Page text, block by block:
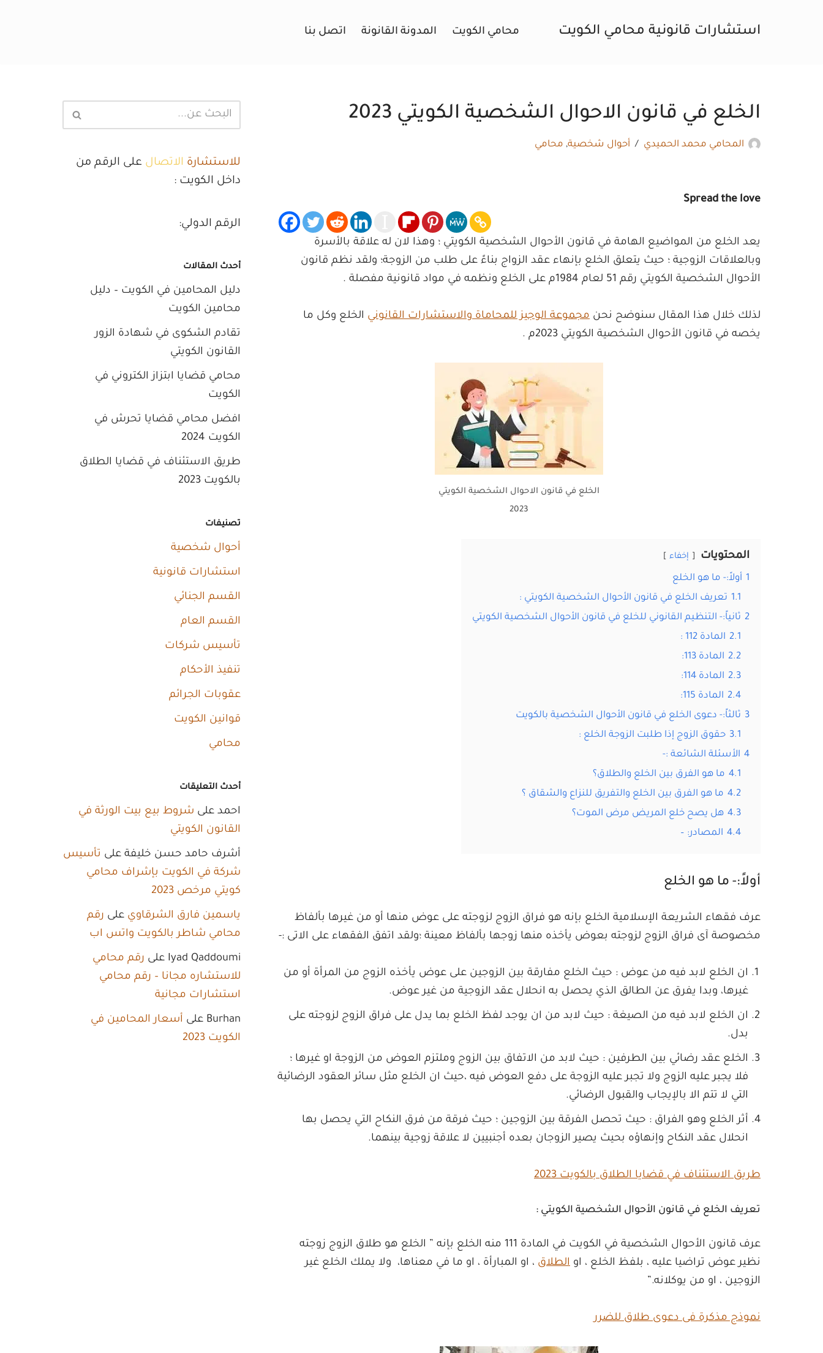
استشارات قانونية محامي الكويت محامي الكويت المدونة القانونة اتصل بنا
الخلع في قانون الاحوال الشخصية الكويتي 2023
المحامي محمد الحميدي أحوال شخصية, محامي
Spread the love
يعد الخلع من المواضيع الهامة في قانون الأحوال الشخصية الكويتي ؛ وهذا لان له علاقة بالأسرة
وبالعلاقات الزوجية ؛ حيث يتعلق الخلع بإنهاء عقد الزواج بناءً على طلب من الزوجة؛ ولقد نظم قانون
الأحوال الشخصية الكويتي رقم 51 لعام 1984م على الخلع ونظمه في مواد قانونية مفصلة .
لذلك خلال هذا المقال سنوضح نحن مجموعة الوجيز للمحاماة والاستشارات القانوني الخلع وكل ما
يخصه في قانون الأحوال الشخصية الكويتي 2023م .
الخلع في قانون الاحوال الشخصية الكويتي
2023
المحتويات إخفاء
1 أولاً:- ما هو الخلع
1.1 تعريف الخلع في قانون الأحوال الشخصية الكويتي :
2 ثانياً:- التنظيم القانوني للخلع في قانون الأحوال الشخصية الكويتي
2.1 المادة 112 :
2.2 المادة 113:
2.3 المادة 114:
2.4 المادة 115:
3 ثالثاً:- دعوى الخلع في قانون الأحوال الشخصية بالكويت
3.1 حقوق الزوج إذا طلبت الزوجة الخلع :
4 الأسئلة الشائعة :-
4.1 ما هو الفرق بين الخلع والطلاق؟
4.2 ما هو الفرق بين الخلع والتفريق للنزاع والشقاق ؟
4.3 هل يصح خلع المريض مرض الموت؟
4.4 المصادر: –
أولاً:- ما هو الخلع
عرف فقهاء الشريعة الإسلامية الخلع بإنه هو فراق الزوج لزوجته على عوض منها أو من غيرها بألفاظ
مخصوصة آى فراق الزوج لزوجته بعوض يأخذه منها زوجها بألفاظ معينة ؛ولقد اتفق الفقهاء على الاتى :-
ان الخلع لابد فيه من عوض : حيث الخلع مفارقة بين الزوجين على عوض يأخذه الزوج من المرأة أو من
غيرها، وبدا يفرق عن الطالق الذي يحصل به انحلال عقد الزوجية من غير عوض.
ان الخلع لابد فيه من الصيغة : حيث لابد من ان يوجد لفظ الخلع بما يدل على فراق الزوج لزوجته على
بدل.
الخلع عقد رضائي بين الطرفين : حيث لابد من الاتفاق بين الزوج وملتزم العوض من الزوجة او غيرها ؛
فلا يجبر عليه الزوج ولا تجبر عليه الزوجة على دفع العوض فيه ،حيث ان الخلع مثل سائر العقود الرضائية
التي لا تتم الا بالإيجاب والقبول الرضائي.
أثر الخلع وهو الفراق : حيث تحصل الفرقة بين الزوجين ؛ حيث فرقة من فرق النكاح التي يحصل بها
انحلال عقد النكاح وإنهاؤه بحيث يصير الزوجان بعده أجنبيين لا علاقة زوجية بينهما.
طريق الاستئناف في قضايا الطلاق بالكويت 2023
تعريف الخلع في قانون الأحوال الشخصية الكويتي :
عرف قانون الأحوال الشخصية في الكويت في المادة 111 منه الخلع بإنه ” الخلع هو طلاق الزوج زوجته
نظير عوض تراضيا عليه ، بلفظ الخلع ، او الطلاق ، او المبارأة ، او ما في معناها، ولا يملك الخلع غير
الزوجين ، او من يوكلانه.”
نموذج مذكرة فى دعوى طلاق للضرر
للاستشارة الاتصال على الرقم من
داخل الكويت :
الرقم الدولي:
أحدث المقالات
دليل المحامين في الكويت – دليل
محامين الكويت
تقادم الشكوى في شهادة الزور
القانون الكويتي
محامي قضايا ابتزاز الكتروني في
الكويت
افضل محامي قضايا تحرش في
الكويت 2024
طريق الاستئناف في قضايا الطلاق
بالكويت 2023
تصنيفات
أحوال شخصية
استشارات قانونية
القسم الجنائي
القسم العام
تأسيس شركات
تنفيذ الأحكام
عقوبات الجرائم
قوانين الكويت
محامي
أحدث التعليقات
احمد على شروط بيع بيت الورثة في
القانون الكويتي
أشرف حامد حسن خليفة على تأسيس
شركة في الكويت بإشراف محامي
كويتي مرخص 2023
ياسمين فارق الشرقاوي على رقم
محامي شاطر بالكويت واتس اب
Iyad Qaddoumi على رقم محامي
للاستشاره مجانا – رقم محامي
استشارات مجانية
Burhan على أسعار المحامين في
الكويت 2023